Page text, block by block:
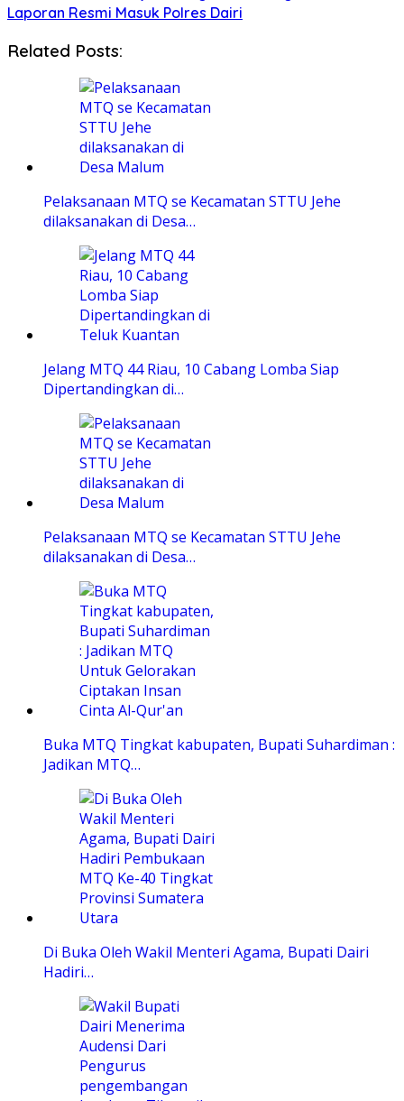
Laporan Resmi Masuk Polres Dairi
Related Posts:
Pelaksanaan MTQ se Kecamatan STTU Jehe
dilaksanakan di Desa…
Jelang MTQ 44 Riau, 10 Cabang Lomba Siap
Dipertandingkan di…
Pelaksanaan MTQ se Kecamatan STTU Jehe
dilaksanakan di Desa…
Buka MTQ Tingkat kabupaten, Bupati Suhardiman :
Jadikan MTQ…
Di Buka Oleh Wakil Menteri Agama, Bupati Dairi
Hadiri…